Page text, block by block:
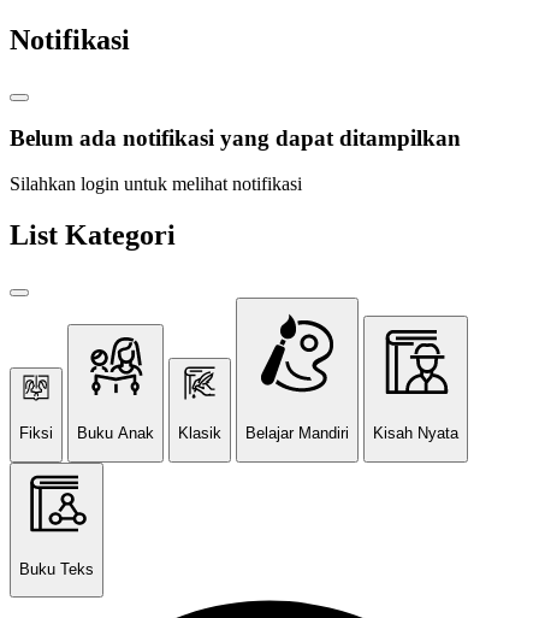
Notifikasi
Belum ada notifikasi yang dapat ditampilkan
Silahkan login untuk melihat notifikasi
List Kategori
Fiksi Buku Anak Klasik Belajar Mandiri Kisah Nyata
Buku Teks